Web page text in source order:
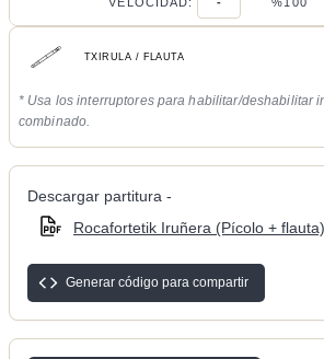
TXIRULA / FLAUTA
* Usa los interruptores para habilitar/deshabilitar
combinado.
Descargar partitura -
Rocafortetik Iruñera (Pícolo +
Generar código para compartir